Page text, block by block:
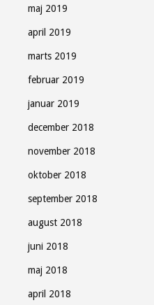
maj 2019
april 2019
marts 2019
februar 2019
januar 2019
december 2018
november 2018
oktober 2018
september 2018
august 2018
juni 2018
maj 2018
april 2018